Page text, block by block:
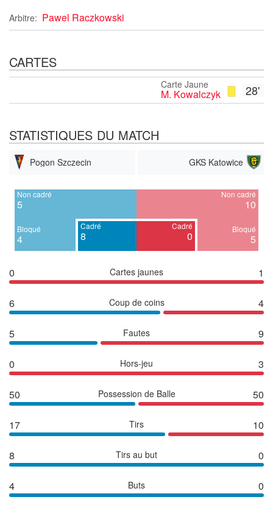
Arbitre: Pawel Raczkowski
CARTES
28'
Carte Jaune
M. Kowalczyk
STATISTIQUES DU MATCH
Pogon Szczecin GKS Katowice
Non cadré
5
Bloqué
4
Cadré
8
Cadré
0
Non cadré
10
Bloqué
5
0 Cartes jaunes 1
6 Coup de coins 4
5 Fautes 9
0 Hors-jeu 3
50 Possession de Balle 50
17 Tirs 10
8 Tirs au but 0
4 Buts 0